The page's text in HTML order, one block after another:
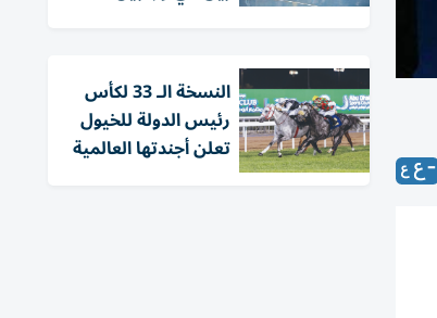
النسخة الـ 33 لكأس
رئيس الدولة للخيول
تعلن أجندتها العالمية